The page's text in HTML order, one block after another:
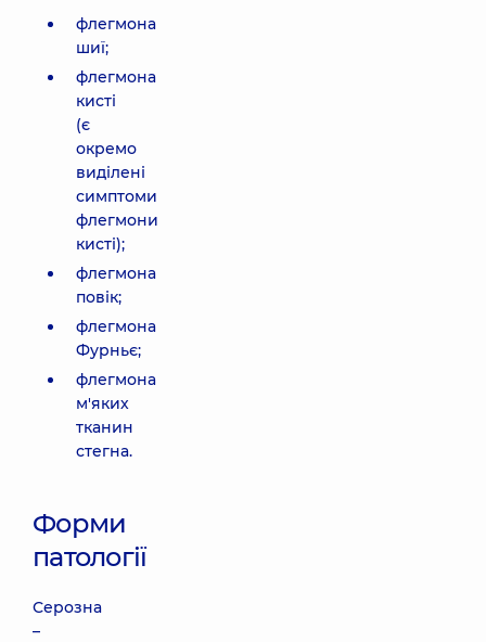
флегмона
шиї;
флегмона
кисті
(є
окремо
виділені
симптоми
флегмони
кисті);
флегмона
повік;
флегмона
Фурньє;
флегмона
м'яких
тканин
стегна.
Форми
патології
Серозна
–